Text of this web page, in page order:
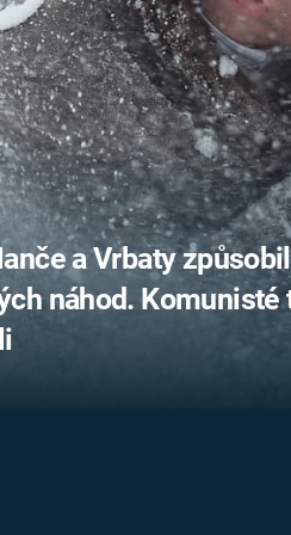
MARIE TEREZIE
NAPOLEON
BONAPARTE
BRITSKÁ
KRÁLOVSKÁ
RODINA
a Vrbaty
náhod. Komunisté